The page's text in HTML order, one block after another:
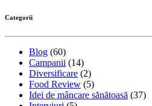
Categorii
Blog (60)
Campanii (14)
Diversificare (2)
Food Review (5)
Idei de mâncare sănătoasă (37)